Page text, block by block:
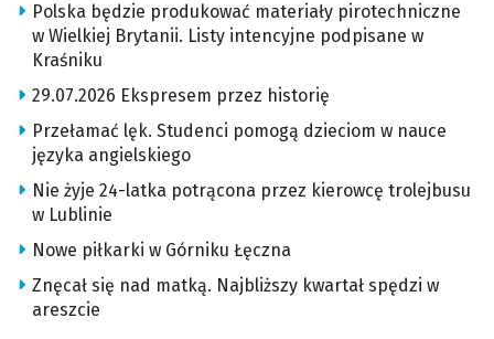
Polska będzie produkować materiały pirotechniczne
w Wielkiej Brytanii. Listy intencyjne podpisane w
Kraśniku
29.07.2026 Ekspresem przez historię
Przełamać lęk. Studenci pomogą dzieciom w nauce
języka angielskiego
Nie żyje 24-latka potrącona przez kierowcę trolejbusu
w Lublinie
Nowe piłkarki w Górniku Łęczna
Znęcał się nad matką. Najbliższy kwartał spędzi w
areszcie